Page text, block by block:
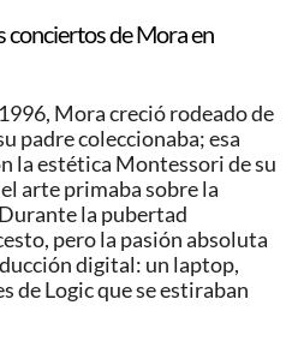
conciertos de Mora en
Mora creció rodeado de
padre coleccionaba; esa
la estética Montessori de su
arte primaba sobre la
la pubertad
pero la pasión absoluta
digital: un laptop,
de Logic que se estiraban